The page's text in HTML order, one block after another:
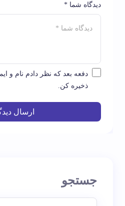
دیدگاه شما *
دفعه بعد که نظر دادم نام و
ذخیره کن.
ارسال
جستجو